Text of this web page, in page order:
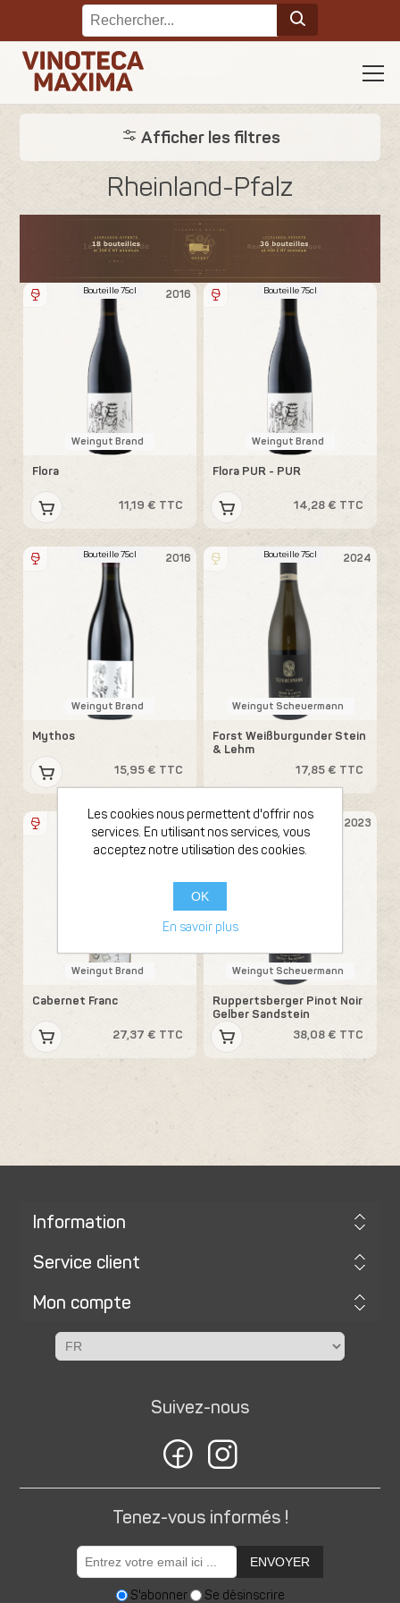
Afficher les filtres
Rheinland-Pfalz
2016
Bouteille 75cl
Weingut Brand
Flora
11,19 € TTC
Bouteille 75cl
Weingut Brand
Flora PUR - PUR
14,28 € TTC
2016
Bouteille 75cl
Weingut Brand
Mythos
15,95 € TTC
2024
Bouteille 75cl
Weingut Scheuermann
Forst Weißburgunder Stein
& Lehm
17,85 € TTC
2016
Bouteille 75cl
Weingut Brand
Cabernet Franc
27,37 € TTC
2023
Bouteille 75cl
Weingut Scheuermann
Ruppertsberger Pinot Noir
Gelber Sandstein
38,08 € TTC
Information
Service client
Mon compte
Suivez-nous
Tenez-vous informés !
ENVOYER
S'abonner Se désinscrire
Les cookies nous permettent d'offrir nos
services. En utilisant nos services, vous
acceptez notre utilisation des cookies.
OK
En savoir plus